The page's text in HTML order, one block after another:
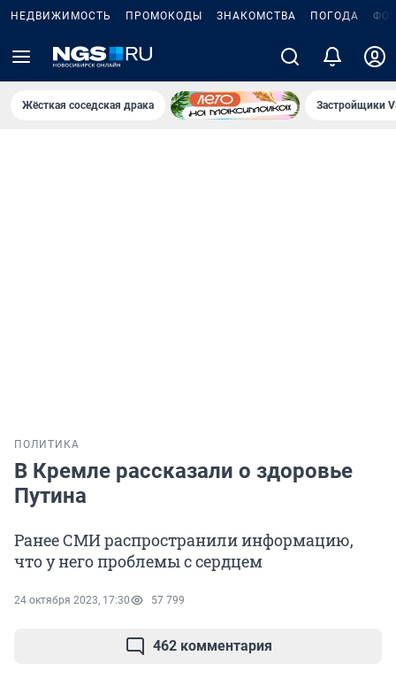
НЕДВИЖИМОСТЬ ПРОМОКОДЫ ЗНАКОМСТВА ПОГОДА
Жёсткая соседская драка Застройщики
ПОЛИТИКА
В Кремле рассказали о здоровье
Путина
Ранее СМИ распространили информацию,
что у него проблемы с сердцем
24 октября 2023, 17:30 57 799
462 комментария